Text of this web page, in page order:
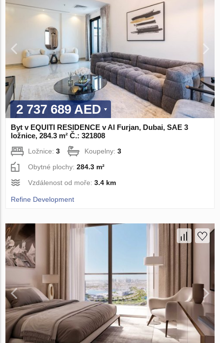
2 737 689 AED
Byt v EQUITI RESIDENCE v Al Furjan, Dubai, SAE 3
ložnice, 284.3 m² Č.: 321808
Ložnice:3 Koupelny:3
Obytné plochy:284.3 m²
Vzdálenost od moře:3.4 km
Refine Development